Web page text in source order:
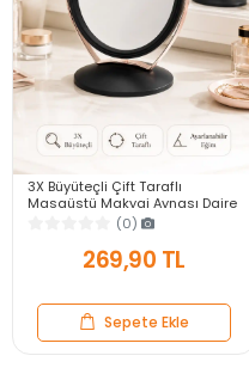
3X Büyüteçli Çift Taraflı
Masaüstü Makyaj Aynası Daire
Siyah Rose Gold Standlı
Dekoratif Yakın Ayna
(0)
269,90 TL
Sepete Ekle